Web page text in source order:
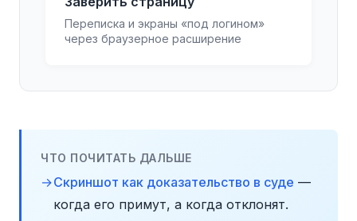
Переписка и экраны «под логином»
через браузерное расширение
ЧТО ПОЧИТАТЬ ДАЛЬШЕ
Скриншот как доказательство в суде —
когда его примут, а когда отклонят.